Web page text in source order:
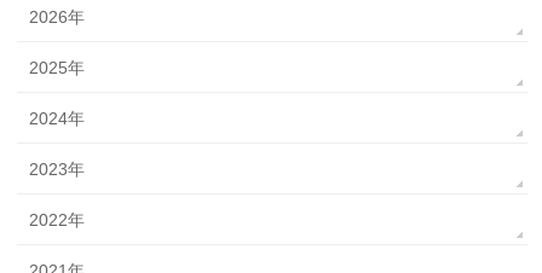
2026年
2025年
2024年
2023年
2022年